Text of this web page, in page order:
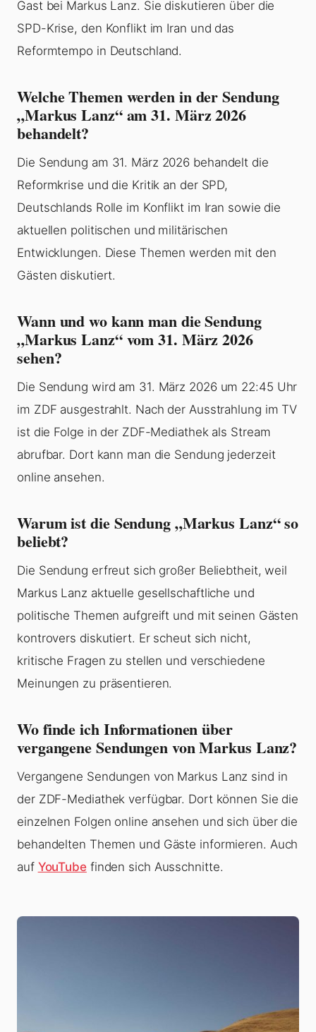
Gast bei Markus Lanz. Sie diskutieren über die
SPD-Krise, den Konflikt im Iran und das
Reformtempo in Deutschland.
Welche Themen werden in der Sendung
„Markus Lanz“ am 31. März 2026
behandelt?
Die Sendung am 31. März 2026 behandelt die
Reformkrise und die Kritik an der SPD,
Deutschlands Rolle im Konflikt im Iran sowie die
aktuellen politischen und militärischen
Entwicklungen. Diese Themen werden mit den
Gästen diskutiert.
Wann und wo kann man die Sendung
„Markus Lanz“ vom 31. März 2026
sehen?
Die Sendung wird am 31. März 2026 um 22:45 Uhr
im ZDF ausgestrahlt. Nach der Ausstrahlung im TV
ist die Folge in der ZDF-Mediathek als Stream
abrufbar. Dort kann man die Sendung jederzeit
online ansehen.
Warum ist die Sendung „Markus Lanz“ so
beliebt?
Die Sendung erfreut sich großer Beliebtheit, weil
Markus Lanz aktuelle gesellschaftliche und
politische Themen aufgreift und mit seinen Gästen
kontrovers diskutiert. Er scheut sich nicht,
kritische Fragen zu stellen und verschiedene
Meinungen zu präsentieren.
Wo finde ich Informationen über
vergangene Sendungen von Markus Lanz?
Vergangene Sendungen von Markus Lanz sind in
der ZDF-Mediathek verfügbar. Dort können Sie die
einzelnen Folgen online ansehen und sich über die
behandelten Themen und Gäste informieren. Auch
auf YouTubefinden sich Ausschnitte.